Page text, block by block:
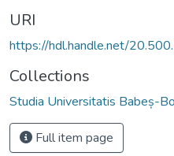
URI
https://hdl.handle.net/
Collections
Studia Universitatis Babeș-
Full item page